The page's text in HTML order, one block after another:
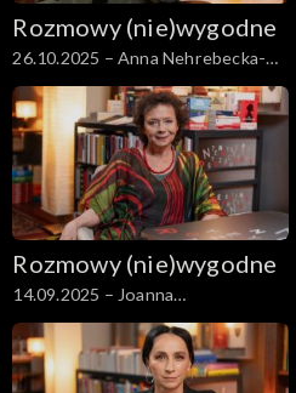
Rozmowy (nie)wygodne
26.10.2025 – Anna Nehrebecka-
Byczewska
Rozmowy (nie)wygodne
14.09.2025 – Joanna
Szczepkowska